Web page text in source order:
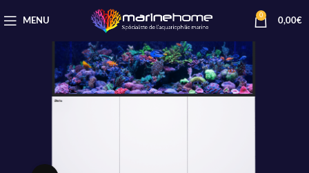
MENU
0
0,00€